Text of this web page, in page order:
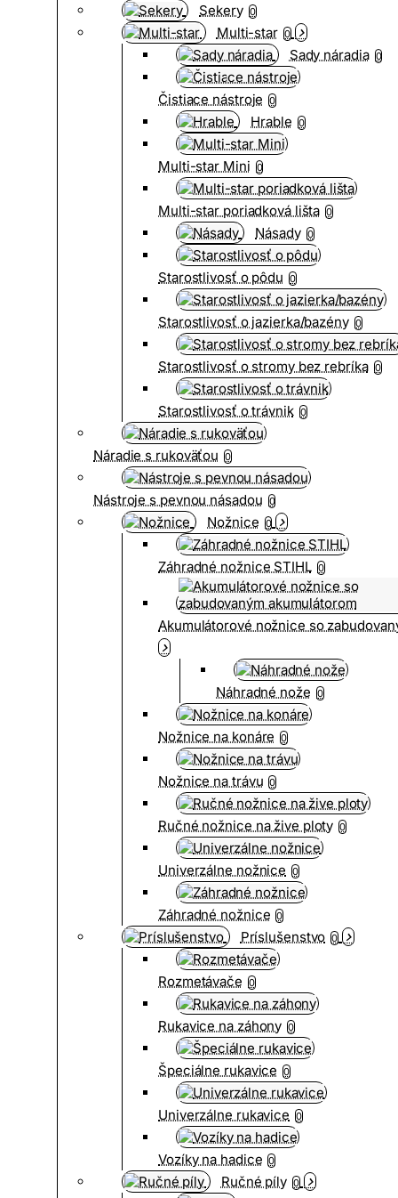
Sekery 0
Multi-star 0
Sady náradia 0
Čistiace nástroje 0
Hrable 0
Multi-star Mini 0
Multi-star poriadková lišta 0
Násady 0
Starostlivosť o pôdu 0
Starostlivosť o jazierka/bazény 0
Starostlivosť o stromy bez rebríka 0
Starostlivosť o trávnik 0
Náradie s rukoväťou 0
Nástroje s pevnou násadou 0
Nožnice 0
Záhradné nožnice STIHL 0
Akumulátorové nožnice so
Náhradné nože 0
Nožnice na konáre 0
Nožnice na trávu 0
Ručné nožnice na žive ploty 0
Univerzálne nožnice 0
Záhradné nožnice 0
Príslušenstvo 0
Rozmetávače 0
Rukavice na záhony 0
Špeciálne rukavice 0
Univerzálne rukavice 0
Vozíky na hadice 0
Ručné píly 0